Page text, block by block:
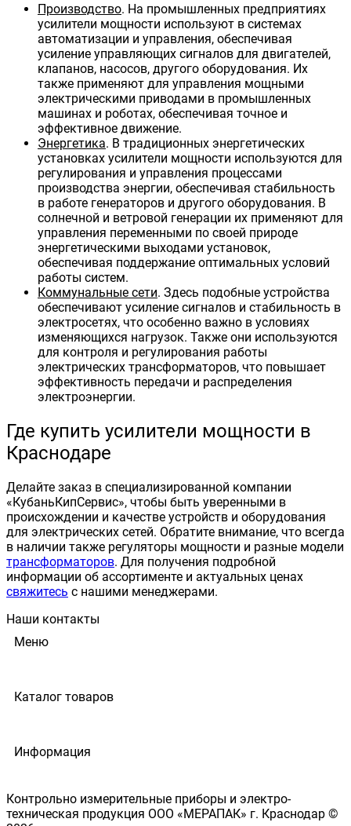
Производство. На промышленных предприятиях
усилители мощности используют в системах
автоматизации и управления, обеспечивая
усиление управляющих сигналов для двигателей,
клапанов, насосов, другого оборудования. Их
также применяют для управления мощными
электрическими приводами в промышленных
машинах и роботах, обеспечивая точное и
эффективное движение.
Энергетика. В традиционных энергетических
установках усилители мощности используются для
регулирования и управления процессами
производства энергии, обеспечивая стабильность
в работе генераторов и другого оборудования. В
солнечной и ветровой генерации их применяют для
управления переменными по своей природе
энергетическими выходами установок,
обеспечивая поддержание оптимальных условий
работы систем.
Коммунальные сети. Здесь подобные устройства
обеспечивают усиление сигналов и стабильность в
электросетях, что особенно важно в условиях
изменяющихся нагрузок. Также они используются
для контроля и регулирования работы
электрических трансформаторов, что повышает
эффективность передачи и распределения
электроэнергии.
Где купить усилители мощности в
Краснодаре
Делайте заказ в специализированной компании
«КубаньКипСервис», чтобы быть уверенными в
происхождении и качестве устройств и оборудования
для электрических сетей. Обратите внимание, что всегда
в наличии также регуляторы мощности и разные модели
трансформаторов. Для получения подробной
информации об ассортименте и актуальных ценах
свяжитесь с нашими менеджерами.
Наши контакты
Меню
Каталог товаров
Информация
Контрольно измерительные приборы и электро-
техническая продукция ООО «МЕРАПАК» г. Краснодар ©